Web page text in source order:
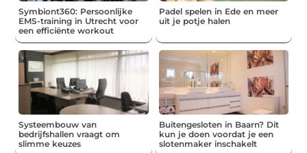
Symbiont360: Persoonlijke
EMS-training in Utrecht voor
een efficiënte workout
Padel spelen in Ede en meer
uit je potje halen
Systeembouw van
bedrijfshallen vraagt om
slimme keuzes
Buitengesloten in Baarn? Dit
kun je doen voordat je een
slotenmaker inschakelt